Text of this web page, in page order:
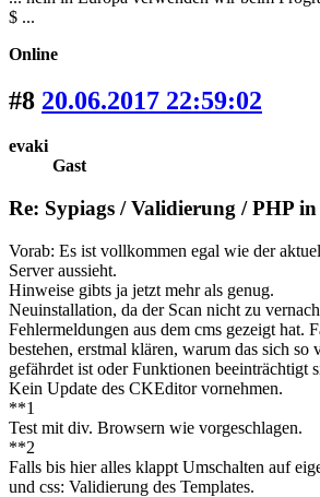
$ ...
Online
#8 20.06.2017 22:59:02
evaki
Gast
Re: Sypiags / Validierung / PHP in
Vorab: Es ist vollkommen egal wie der
Server aussieht.
Hinweise gibts ja jetzt mehr als genug.
Neuinstallation, da der Scan nicht zu
Fehlermeldungen aus dem cms gezeigt hat.
bestehen, erstmal klären, warum das sich so
gefährdet ist oder Funktionen beeinträchtigt
Kein Update des CKEditor vornehmen.
**1
Test mit div. Browsern wie vorgeschlagen.
**2
Falls bis hier alles klappt Umschalten auf
und css: Validierung des Templates.